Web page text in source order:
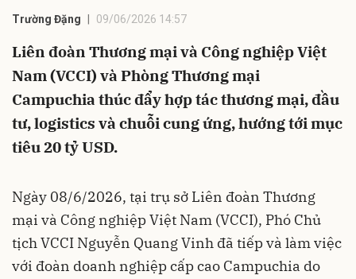
Trường Đặng 09/06/2026 14:57
Liên đoàn Thương mại và Công nghiệp Việt
Nam (VCCI) và Phòng Thương mại
Campuchia thúc đẩy hợp tác thương mại, đầu
tư, logistics và chuỗi cung ứng, hướng tới mục
tiêu 20 tỷ USD.
Ngày 08/6/2026, tại trụ sở Liên đoàn Thương
mại và Công nghiệp Việt Nam (VCCI), Phó Chủ
tịch VCCI Nguyễn Quang Vinh đã tiếp và làm việc
với đoàn doanh nghiệp cấp cao Campuchia do
Hủy Gửi